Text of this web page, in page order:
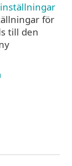
för
till den